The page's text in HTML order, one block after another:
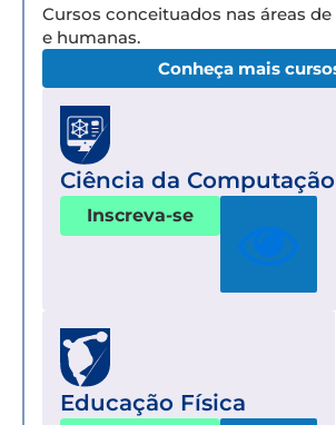
Cursos conceituados nas áreas de
e humanas.
Conheça mais
Ciência da Computação
Inscreva-se
Educação Física